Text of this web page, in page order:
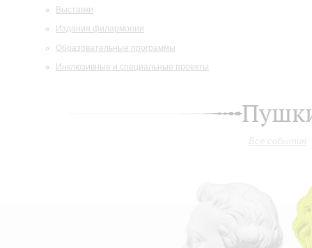
Выставки
Издания филармонии
Образовательные программы
Инклюзивные и специальные проекты
Все события